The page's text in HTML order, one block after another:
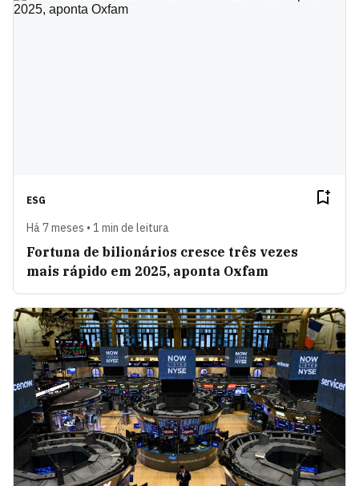
ESG
Há 7 meses • 1 min de leitura
Fortuna de bilionários cresce três vezes
mais rápido em 2025, aponta Oxfam